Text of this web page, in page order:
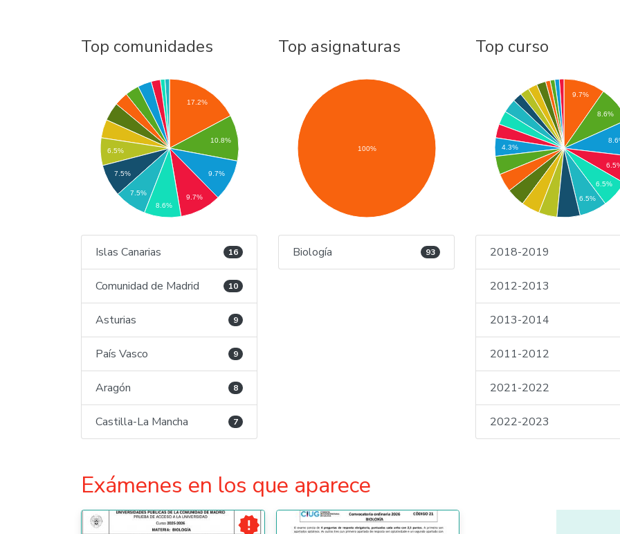
Top comunidades
17.2%
10.8%
9.7%
9.7%
6.5%
7.5%
7.5%
8.6%
Islas Canarias 16
Comunidad de Madrid 10
Asturias 9
País Vasco 9
Aragón 8
Castilla-La Mancha 7
Top asignaturas
100%
Biología 93
Top curso
9.7%
8.6%
6.5%
6.5%
4.3%
2018-2019
2012-2013
2013-2014
2011-2012
2021-2022
2022-2023
Exámenes en los que aparece
